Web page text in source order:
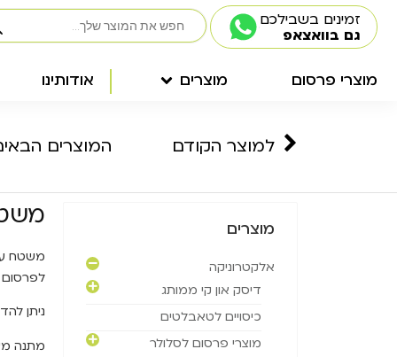
זמינים בשבילכם
גם בוואצאפ
מוצרי פרסום מוצרים אודותינו
למוצר הקודם המוצרים
מוצרים
אלקטרוניקה
דיסק און קי ממותג
כיסויים לטאבלטים
מוצרי פרסום לסלולר
לפרסום
ניתן
מתנה